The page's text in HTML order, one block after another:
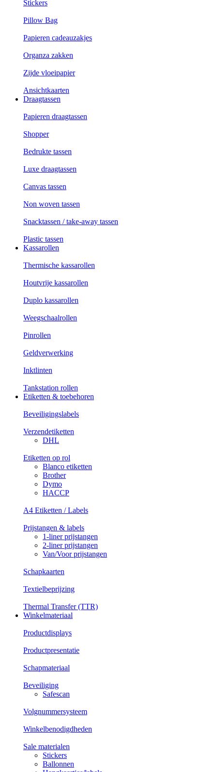
Stickers
Pillow Bag
Papieren cadeauzakjes
Organza zakken
Zijde vloeipapier
Ansichtkaarten
Draagtassen
Papieren draagtassen
Shopper
Bedrukte tassen
Luxe draagtassen
Canvas tassen
Non woven tassen
Snacktassen / take-away tassen
Plastic tassen
Kassarollen
Thermische kassarollen
Houtvrije kassarollen
Duplo kassarollen
Weegschaalrollen
Pinrollen
Geldverwerking
Inktlinten
Tankstation rollen
Etiketten & toebehoren
Beveiligingslabels
Verzendetiketten
DHL
Etiketten op rol
Blanco etiketten
Brother
Dymo
HACCP
A4 Etiketten / Labels
Prijstangen & labels
1-liner prijstangen
2-liner prijstangen
Van/Voor prijstangen
Schapkaarten
Textielbeprijzing
Thermal Transfer (TTR)
Winkelmateriaal
Productdisplays
Productpresentatie
Schapmateriaal
Beveiliging
Safescan
Volgnummersysteem
Winkelbenodigdheden
Sale materialen
Stickers
Ballonnen